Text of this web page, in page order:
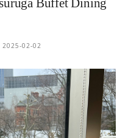
2025-02-02